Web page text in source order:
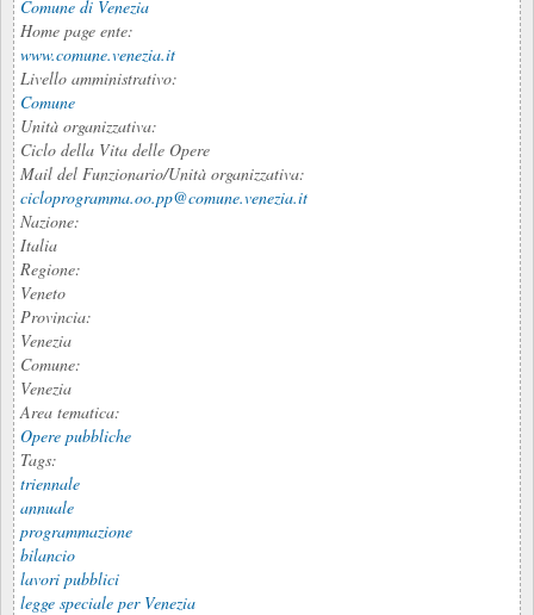
Comune di Venezia
Home page ente:
www.comune.venezia.it
Livello amministrativo:
Comune
Unità organizzativa:
Ciclo della Vita delle Opere
Mail del Funzionario/Unità organizzativa:
cicloprogramma.oo.pp@comune.venezia.it
Nazione:
Italia
Regione:
Veneto
Provincia:
Venezia
Comune:
Venezia
Area tematica:
Opere pubbliche
Tags:
triennale
annuale
programmazione
bilancio
lavori pubblici
legge speciale per Venezia